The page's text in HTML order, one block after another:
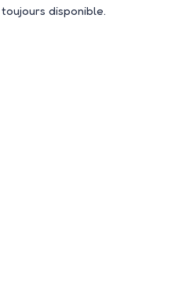
disponible.